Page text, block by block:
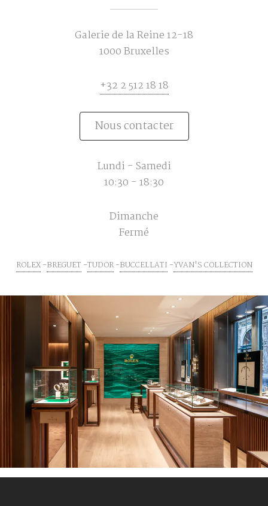
Galerie de la Reine 12-18
1000 Bruxelles
+32 2 512 18 18
Nous contacter
Lundi - Samedi
10:30 - 18:30
Dimanche
Fermé
ROLEX BREGUET TUDOR BUCCELLATI YVAN'S COLLECTION